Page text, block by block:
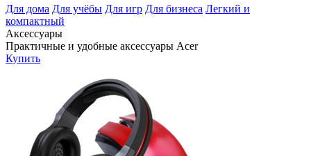
Для дома Для учёбы Для игр Для бизнеса Легкий и
компактный
Аксессуары
Практичные и удобные аксессуары Acer
Купить